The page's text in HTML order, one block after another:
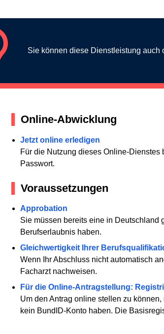
Sie können diese Dienstleistung auch
Online-Abwicklung
Jetzt online erledigen
Für die Nutzung dieses Online-
Passwort.
Voraussetzungen
Approbation
Sie müssen bereits eine in Deutschland
Berufserlaubnis haben.
Gleichwertigkeit Ihrer
Wenn Ihr Abschluss nicht automatisch
Facharzt nachweisen.
Für die Online-Antragstellung:
Um den Antrag online stellen zu
kein BundID-Konto haben. Die